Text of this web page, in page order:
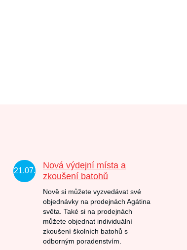
21.07.
Nová výdejní místa a
zkoušení batohů
Nově si můžete vyzvedávat své
objednávky na prodejnách Agátina
světa. Také si na prodejnách
můžete objednat individuální
zkoušení školních batohů s
odborným poradenstvím.